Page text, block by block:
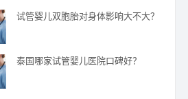
试管婴儿双胞胎对身体影响大不大？
泰国哪家试管婴儿医院口碑好？